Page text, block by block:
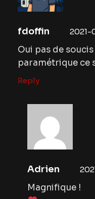
fdoffin 2021-
Oui pas de
paramétrique ce
Reply
Adrien
Magnifique !